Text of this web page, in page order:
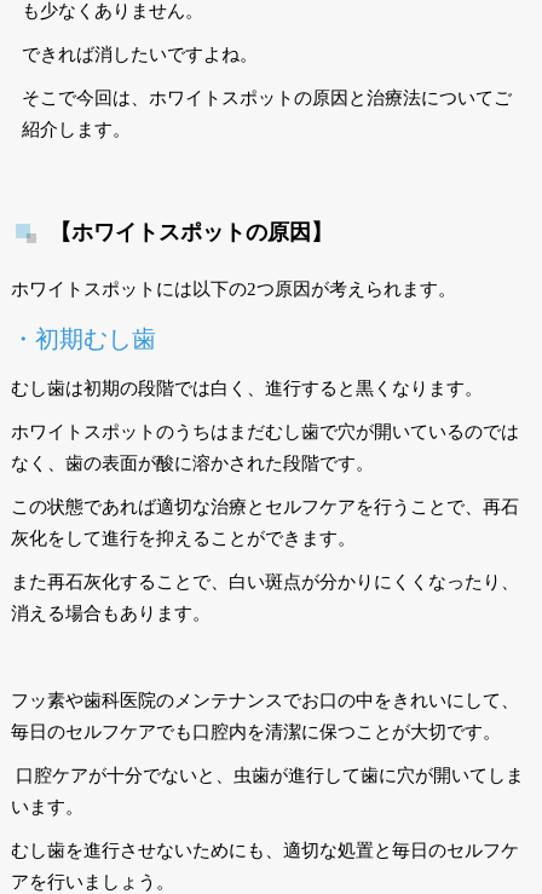
も少なくありません。
できれば消したいですよね。
そこで今回は、ホワイトスポットの原因と治療法についてご
紹介します。
【ホワイトスポットの原因】
ホワイトスポットには以下の2つ原因が考えられます。
・初期むし歯
むし歯は初期の段階では白く、進行すると黒くなります。
ホワイトスポットのうちはまだむし歯で穴が開いているのでは
なく、歯の表面が酸に溶かされた段階です。
この状態であれば適切な治療とセルフケアを行うことで、再石
灰化をして進行を抑えることができます。
また再石灰化することで、白い斑点が分かりにくくなったり、
消える場合もあります。
フッ素や歯科医院のメンテナンスでお口の中をきれいにして、
毎日のセルフケアでも口腔内を清潔に保つことが大切です。
口腔ケアが十分でないと、虫歯が進行して歯に穴が開いてしま
います。
むし歯を進行させないためにも、適切な処置と毎日のセルフケ
アを行いましょう。